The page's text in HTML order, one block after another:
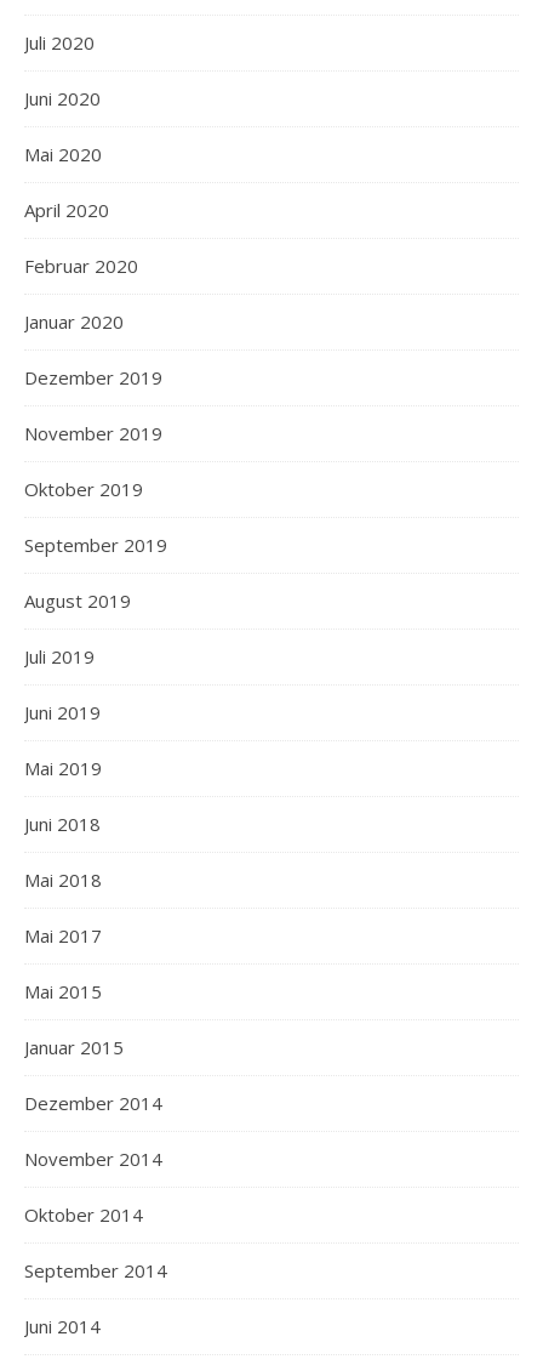
Juli 2020
Juni 2020
Mai 2020
April 2020
Februar 2020
Januar 2020
Dezember 2019
November 2019
Oktober 2019
September 2019
August 2019
Juli 2019
Juni 2019
Mai 2019
Juni 2018
Mai 2018
Mai 2017
Mai 2015
Januar 2015
Dezember 2014
November 2014
Oktober 2014
September 2014
Juni 2014